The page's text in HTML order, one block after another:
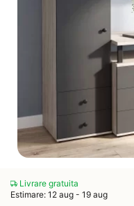
Livrare gratuita
Estimare: 12 aug - 19 aug